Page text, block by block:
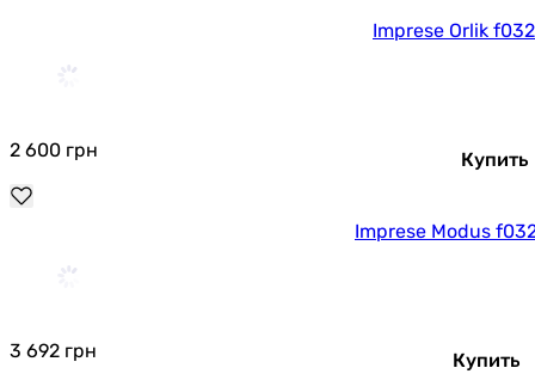
Imprese Orlik
2 600 грн Купить
Imprese Modus
3 692 грн Купить